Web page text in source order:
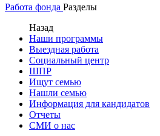
Работа фонда Разделы
Назад
Наши программы
Выездная работа
Социальный центр
ШПР
Ищут семью
Нашли семью
Информация для кандидатов
Отчеты
СМИ о нас